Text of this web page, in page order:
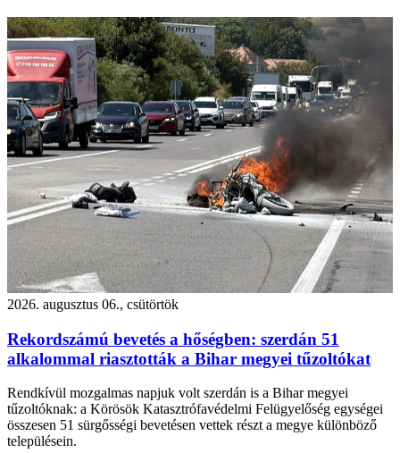
2026. augusztus 06., csütörtök
Rekordszámú bevetés a hőségben: szerdán 51
alkalommal riasztották a Bihar megyei tűzoltókat
Rendkívül mozgalmas napjuk volt szerdán is a Bihar megyei
tűzoltóknak: a Körösök Katasztrófavédelmi Felügyelőség egységei
összesen 51 sürgősségi bevetésen vettek részt a megye különböző
településein.